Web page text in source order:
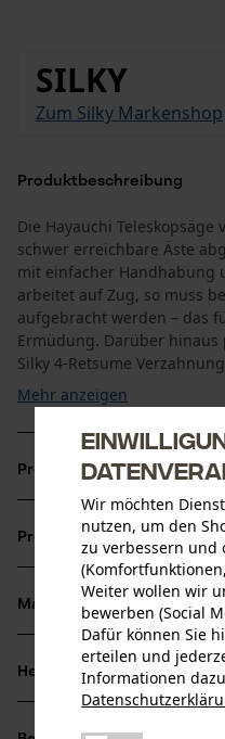
SILKY
Zum Silky Markenshop
Produktbeschreibung
Die Hayauchi Teleskopsäge
schwer erreichbare Äste
mit einfacher Handhabung
arbeitet auf Zug, so muss
aufgebracht werden – das
Ermüdung. Darüber
Silky 4-Retsume
Mehr anzeigen
Produktvorteile
Japanische
Arbeitet auf Zug bei
Gebogenes Sägeblatt
Produktinformationen
Produktdetails
Altersgruppe
Erwachsener
Material & Pflege
Material
Materialzusammensetzung
Herstellerinformationen
Wir möchten
nutzen, um den
zu verbessern und
Weiter wollen wir
bewerben (Social
Dafür können Sie
erteilen und
Informationen